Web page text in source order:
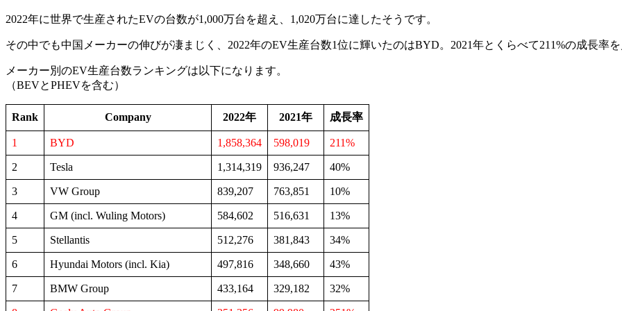
2022年に世界で生産されたEVの台数が1,000万台を超え、1,020万台に達したそうです。
その中でも中国メーカーの伸びが凄まじく、2022年のEV生産台数1位に輝いたのはBYD。2021年とくらべて211%の成長率を
メーカー別のEV生産台数ランキングは以下になります。
（BEVとPHEVを含む）
Rank Company 2022年 2021年 成長率
1 BYD 1,858,364 598,019 211%
2 Tesla 1,314,319 936,247 40%
3 VW Group 839,207 763,851 10%
4 GM (incl. Wuling Motors) 584,602 516,631 13%
5 Stellantis 512,276 381,843 34%
6 Hyundai Motors (incl. Kia) 497,816 348,660 43%
7 BMW Group 433,164 329,182 32%